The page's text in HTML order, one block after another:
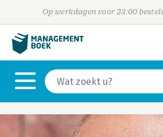
Op werkdagen voor 23:00